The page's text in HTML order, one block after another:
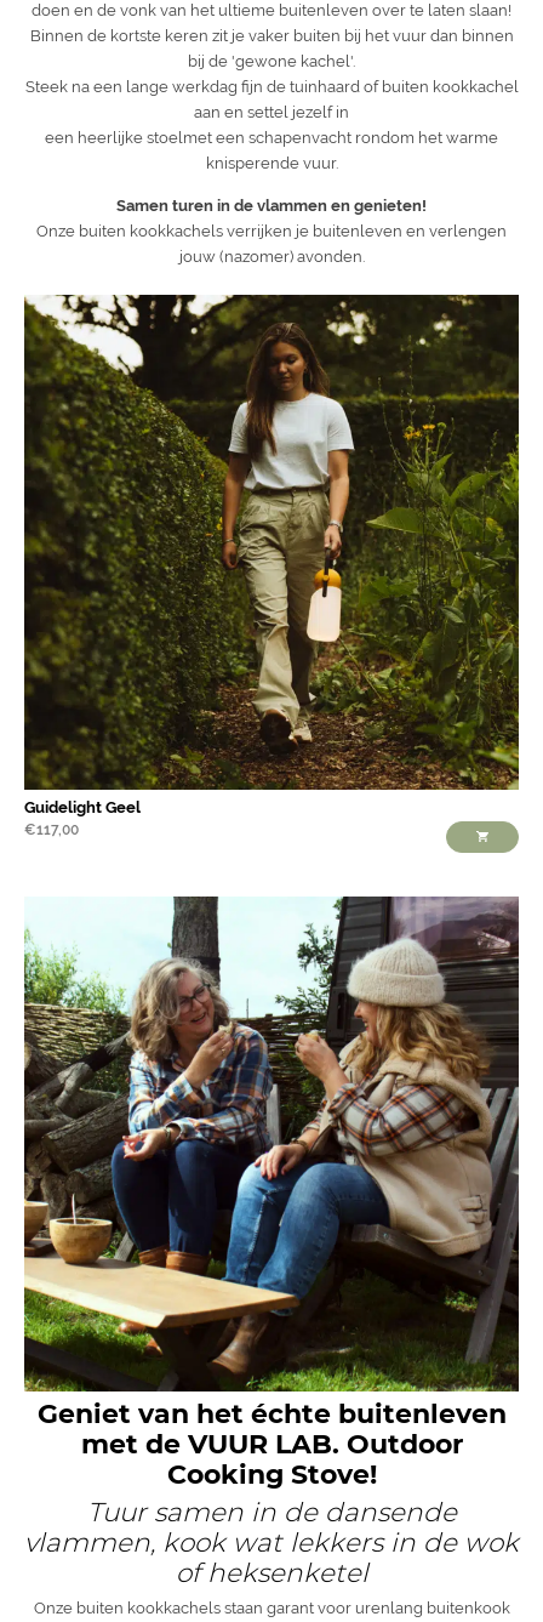
doen en de vonk van het ultieme buitenleven over te laten slaan!
Binnen de kortste keren zit je vaker buiten bij het vuur dan binnen
bij de 'gewone kachel'.
Steek na een lange werkdag fijn de tuinhaard of buiten kookkachel
aan en settel jezelf in
een heerlijke stoelmet een schapenvacht rondom het warme
knisperende vuur.
Samen turen in de vlammen en genieten!
Onze buiten kookkachels verrijken je buitenleven en verlengen
jouw (nazomer) avonden.
Guidelight Geel
€117,00
Geniet van het échte buitenleven
met de VUUR LAB. Outdoor
Cooking Stove!
Tuur samen in de dansende
vlammen, kook wat lekkers in de wok
of heksenketel
Onze buiten kookkachels staan garant voor urenlang buitenkook